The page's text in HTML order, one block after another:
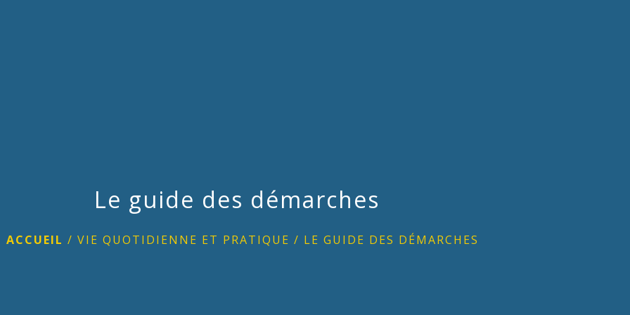
Le guide des démarches
ACCUEIL / VIE QUOTIDIENNE ET PRATIQUE / LE GUIDE DES DÉMARCHES